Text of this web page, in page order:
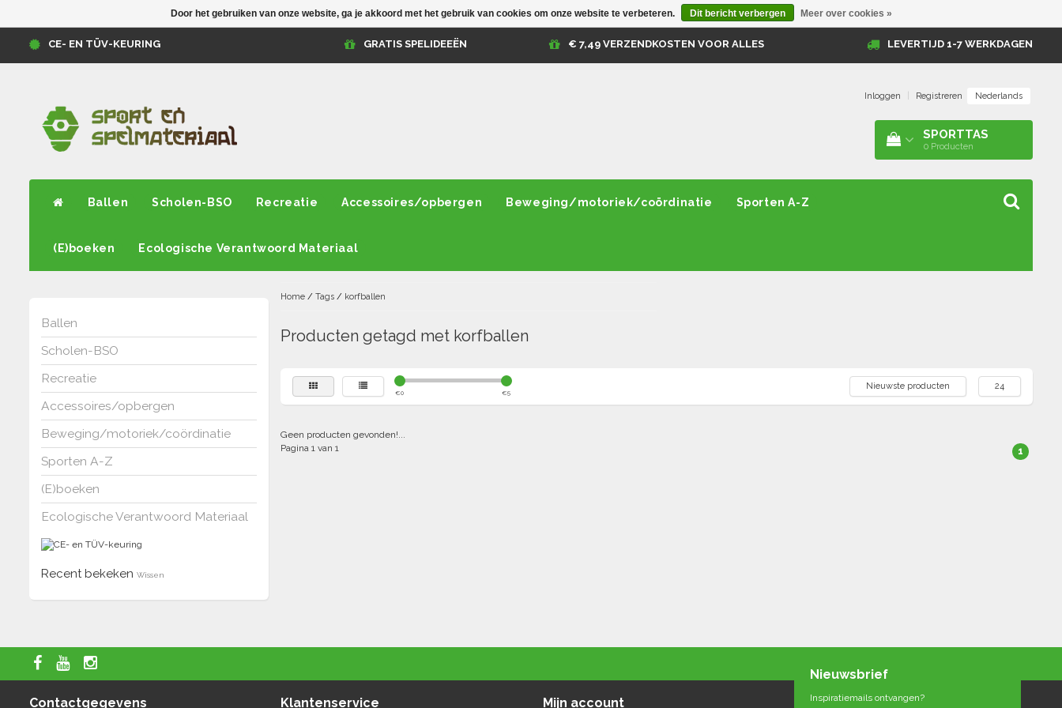
CE- EN TÜV-KEURING GRATIS SPELIDEEËN € 7,49 VERZENDKOSTEN VOOR ALLES LEVERTIJD 1-7 WERKDAGEN
Inloggen Registreren Nederlands
SPORTTAS
0 Producten
Ballen Scholen-BSO Recreatie Accessoires/opbergen Beweging/motoriek/coördinatie Sporten A-Z
(E)boeken Ecologische Verantwoord Materiaal
Ballen
Scholen-BSO
Recreatie
Accessoires/opbergen
Beweging/motoriek/coördinatie
Sporten A-Z
(E)boeken
Ecologische Verantwoord Materiaal
Recent bekeken Wissen
Home/ Tags/ korfballen
Producten getagd met korfballen
€0 €5
Nieuwste producten 24
Geen producten gevonden!...
Pagina 1 van 1
1
Contactgegevens Klantenservice Mijn account
Nieuwsbrief
Inspiratiemails ontvangen?
Door het gebruiken van onze website, ga je akkoord met het gebruik van cookies om onze website te verbeteren. Dit bericht verbergen Meer over cookies »